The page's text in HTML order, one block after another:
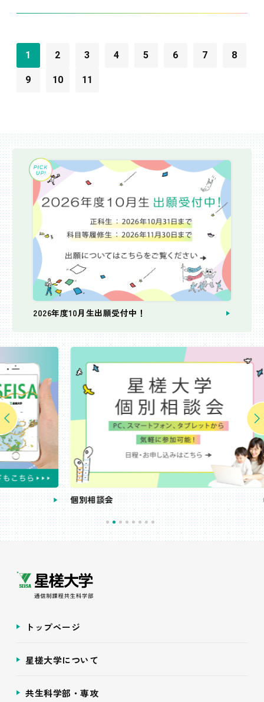
1 2 3 4 5 6 7 8
9 10 11
2026年度10月生出願受付中！
個別相談会 受
トップページ
星槎大学について
共生科学部・専攻